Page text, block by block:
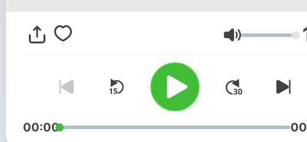
事不再拖累你的日常，從此
婆婆廢物老公不再困擾妳的
生， 所有的惡妻孽子任由他
生自滅。 ★合作邀約信箱：
gary.taipei@outlook.com
黃老師喝杯咖啡支持本節目
https://pay.soundon.fm/
c010-4242-8a49-
音量
00:00